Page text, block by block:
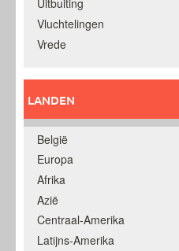
Uitbuiting
Vluchtelingen
Vrede
LANDEN
België
Europa
Afrika
Azië
Centraal-Amerika
Latijns-Amerika